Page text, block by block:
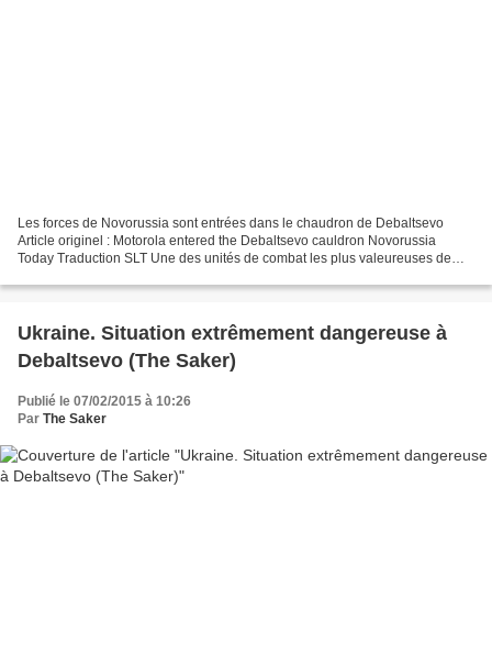
Les forces de Novorussia sont entrées dans le chaudron de Debaltsevo
Article originel : Motorola entered the Debaltsevo cauldron Novorussia
Today Traduction SLT Une des unités de combat les plus valeureuses de
Ukraine. Situation extrêmement dangereuse à
Debaltsevo (The Saker)
Publié le 07/02/2015 à 10:26
Par The Saker